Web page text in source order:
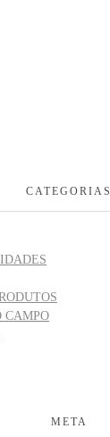
CATEGORIAS
CAMPO
META